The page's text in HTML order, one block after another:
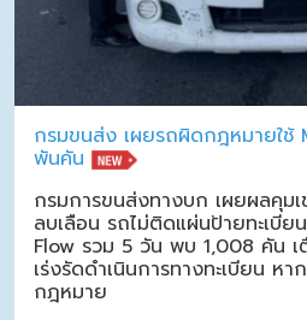
กรมขนส่ง เผยรถผิดกฎหมายใช้
พันคัน
กรมการขนส่งทางบก เผยผลคุม
ลบเลือน รถไม่ติดแผ่นป้ายทะเบี
Flow รวม 5 วัน พบ 1,008 คัน เ
เร่งรัดดำเนินการทางทะเบียน ห
กฎหมาย